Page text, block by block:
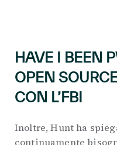
HAVE I BEEN
OPEN
CON L’FBI
Inoltre, Hunt ha
continuamente